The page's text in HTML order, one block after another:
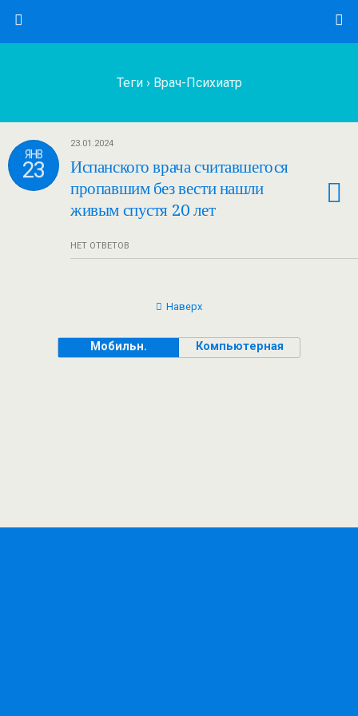
Теги › Врач-Психиатр
ЯНВ
23
23.01.2024
Испанского врача считавшегося
пропавшим без вести нашли
живым спустя 20 лет
НЕТ ОТВЕТОВ
Наверх
Мобильн. Компьютерная